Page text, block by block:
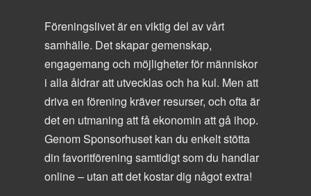
Föreningslivet är en viktig del av vårt
samhälle. Det skapar gemenskap,
engagemang och möjligheter för människor
i alla åldrar att utvecklas och ha kul. Men att
driva en förening kräver resurser, och ofta är
det en utmaning att få ekonomin att gå ihop.
Genom Sponsorhuset kan du enkelt stötta
din favoritförening samtidigt som du handlar
online – utan att det kostar dig något extra!